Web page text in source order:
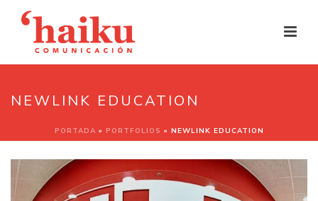
NEWLINK EDUCATION
PORTADA » PORTFOLIOS » NEWLINK EDUCATION